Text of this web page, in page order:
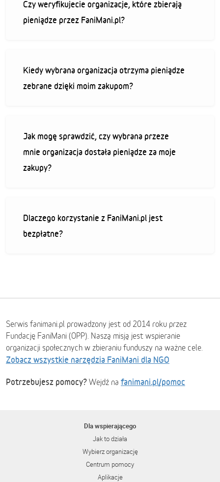
Czy weryfikujecie organizacje, które zbierają
pieniądze przez FaniMani.pl?
Kiedy wybrana organizacja otrzyma pieniądze
zebrane dzięki moim zakupom?
Jak mogę sprawdzić, czy wybrana przeze
mnie organizacja dostała pieniądze za moje
zakupy?
Dlaczego korzystanie z FaniMani.pl jest
bezpłatne?
Serwis fanimani.pl prowadzony jest od 2014 roku przez
Fundację FaniMani (OPP). Naszą misją jest wspieranie
organizacji społecznych w zbieraniu funduszy na ważne cele.
Zobacz wszystkie narzędzia FaniMani dla NGO
Potrzebujesz pomocy? Wejdź na fanimani.pl/pomoc
Dla wspierającego
Jak to działa
Wybierz organizację
Centrum pomocy
Aplikacje